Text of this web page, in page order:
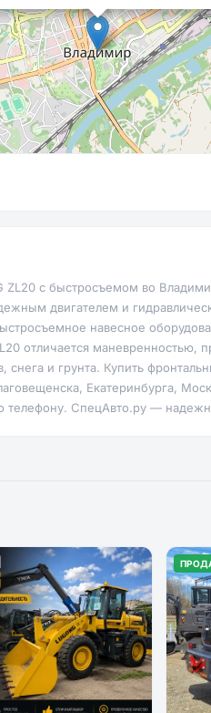
ZL20 с быстросъемом во
двигателем и
навесное
отличается маневренностью,
снега и грунта. Купить
Екатеринбурга,
телефону. СпецАвто.ру —